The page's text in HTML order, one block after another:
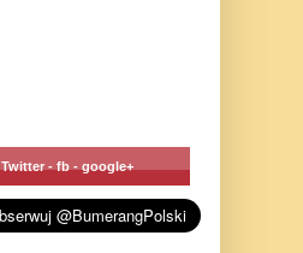
Twitter - fb - google+